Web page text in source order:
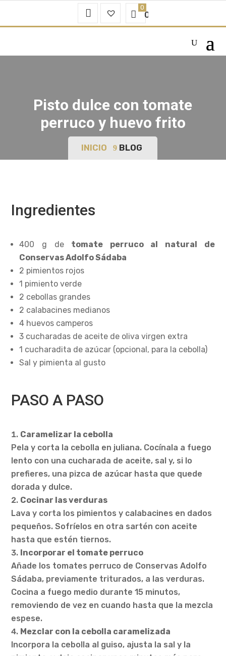
Mi Favoritos
0.00
Pisto dulce con tomate
perruco y huevo frito
INICIO BLOG
Ingredientes
400 g de tomate perruco al natural de
Conservas Adolfo Sádaba
2 pimientos rojos
1 pimiento verde
2 cebollas grandes
2 calabacines medianos
4 huevos camperos
3 cucharadas de aceite de oliva virgen extra
1 cucharadita de azúcar (opcional, para la cebolla)
Sal y pimienta al gusto
PASO A PASO
Caramelizar la cebolla
Pela y corta la cebolla en juliana. Cocínala a fuego
lento con una cucharada de aceite, sal y, si lo
prefieres, una pizca de azúcar hasta que quede
dorada y dulce.
Cocinar las verduras
Lava y corta los pimientos y calabacines en dados
pequeños. Sofríelos en otra sartén con aceite
hasta que estén tiernos.
Incorporar el tomate perruco
Añade los tomates perruco de Conservas Adolfo
Sádaba, previamente triturados, a las verduras.
Cocina a fuego medio durante 15 minutos,
removiendo de vez en cuando hasta que la mezcla
espese.
Mezclar con la cebolla caramelizada
Incorpora la cebolla al guiso, ajusta la sal y la